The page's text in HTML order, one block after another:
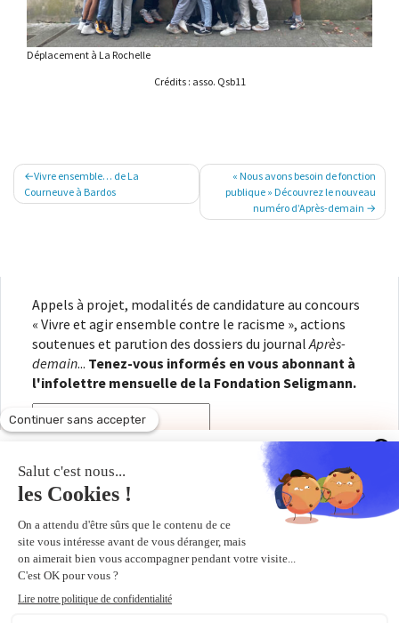
Déplacement à La Rochelle
Crédits : asso. Qsb11
Appels à projet, modalités de candidature au concours «
Vivre et agir ensemble contre le racisme », actions
soutenues et parution des dossiers du journalAprès-
demain
... Tenez-vous informés en vous abonnant à
l'infolettre mensuelle de la Fondation Seligmann.
Navigation
de
Vivre ensemble… de La
Courneuve à Bardos
« Nous avons besoin de fonction
publique » Découvrez le nouveau
numéro d’Après-demain
Appels à projet, modalités de candidature au concours
« Vivre et agir ensemble contre le racisme », actions
soutenues et parution des dossiers du journalAprès-
demain... Tenez-vous informés en vous abonnant à
l'infolettre mensuelle de la Fondation Seligmann.
En renseignant votre adresse électronique, vous
consentez à recevoir l'infolettre de la Fondation
Seligmann, conformément à notre
politique de
confidentialité. Il vous sera possible de vous
désabonner à tout moment.